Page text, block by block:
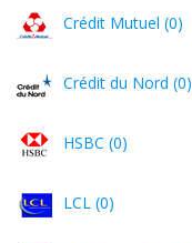
Crédit Mutuel (0)
Crédit du Nord (0)
HSBC (0)
LCL (0)